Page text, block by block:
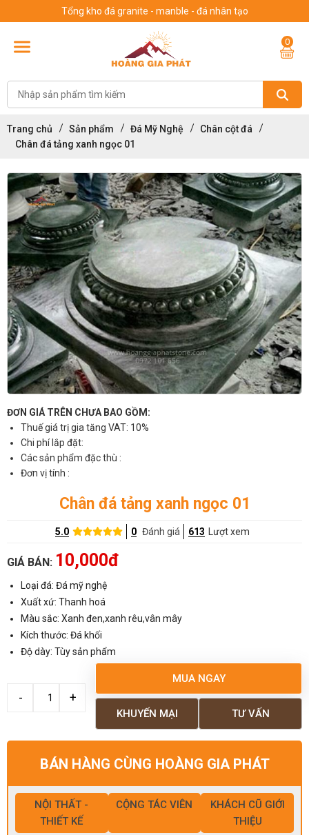
Tổng kho đá granite - manble - đá nhân tạo
0
Trang chủ Sản phẩm Đá Mỹ Nghệ
Chân cột đá
Chân đá tảng xanh ngọc 01
ĐƠN GIÁ TRÊN CHƯA BAO GỒM:
Thuế giá trị gia tăng VAT: 10%
Chi phí lắp đặt:
Các sản phẩm đặc thù :
Đơn vị tính :
Chân đá tảng xanh ngọc 01
5.0 0 Đánh giá 613 Lượt xem
GIÁ BÁN: 10,000đ
Loại đá: Đá mỹ nghệ
Xuất xứ: Thanh hoá
Màu sắc: Xanh đen,xanh rêu,vân mây
Kích thước: Đá khối
Độ dày: Tùy sản phẩm
MUA NGAY
TƯ VẤN
KHUYẾN MẠI
BÁN HÀNG CÙNG HOÀNG GIA PHÁT
NỘI THẤT -
THIẾT KẾ
CỘNG TÁC VIÊN
KHÁCH CŨ GIỚI
THIỆU